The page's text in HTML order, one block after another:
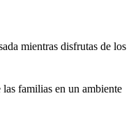
mientras disfrutas de los
familias en un ambiente